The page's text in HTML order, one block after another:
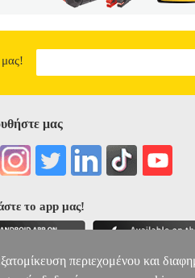
μας!
μας
το app μας!
περιεχομένου και